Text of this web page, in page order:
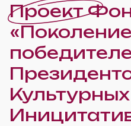
Проект
Культурных